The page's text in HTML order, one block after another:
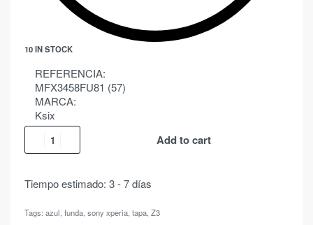
10 IN STOCK
REFERENCIA:
MFX3458FU81 (57)
MARCA:
Ksix
Add to cart
Tiempo estimado: 3 - 7 días
Tags: azul, funda, sony xperia, tapa, Z3